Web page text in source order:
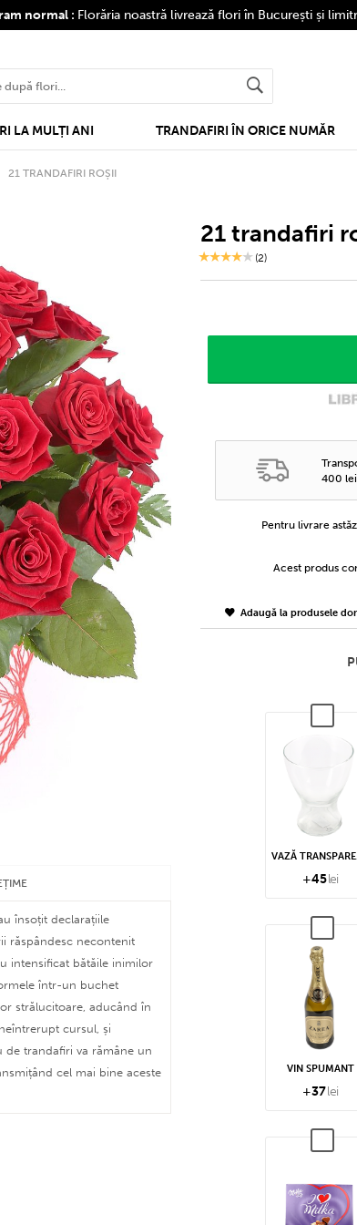
LA MULȚI ANI TRANDAFIRI ÎN ORICE NUMĂR
normal : Florăria noastră livrează flori în București și
21 TRANDAFIRI ROȘII
însoțit declarațiile
răspândesc necontenit
intensificat bătăile inimilor
într-un buchet
strălucitoare, aducând în
cursul, și
de trandafiri va rămâne un
cel mai bine aceste
21 trandafiri
(2)
400
Pentru livrare
Acest produs
Adaugă la produsele
+45lei
VIN SPUMANT
+37lei